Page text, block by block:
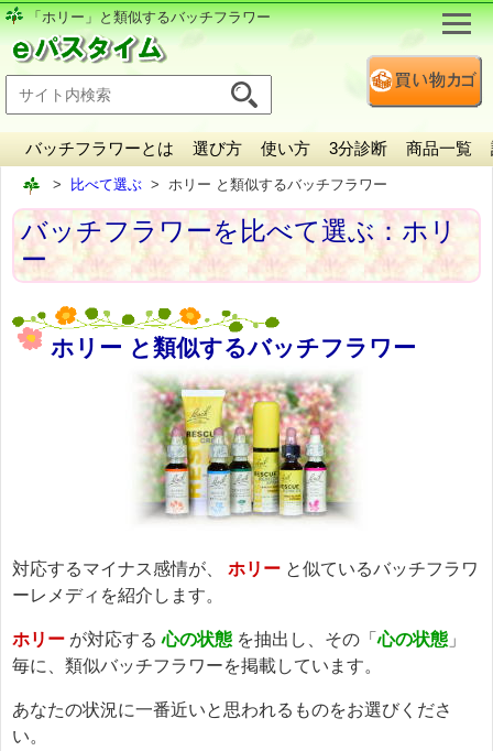
「ホリー」と類似するバッチフラワー
バッチフラワーとは 選び方 使い方 3分診断 商品一覧
比べて選ぶ ホリー と類似するバッチフラワー
バッチフラワーを比べて選ぶ：ホリ
ー
ホリー と類似するバッチフラワー
対応するマイナス感情が、 ホリー と似ているバッチフラワ
ーレメディを紹介します。
ホリー が対応する心の状態 を抽出し、その「心の状態 」
毎に、類似バッチフラワーを掲載しています。
あなたの状況に一番近いと思われるものをお選びくださ
い。